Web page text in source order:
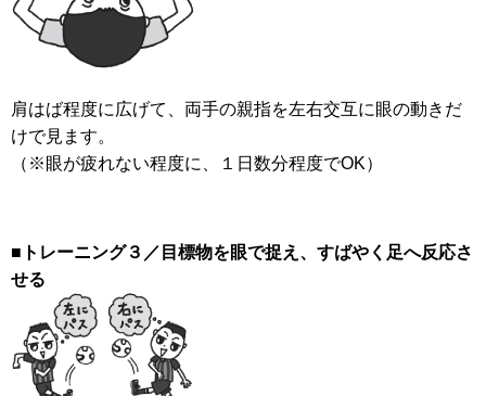
肩はば程度に広げて、両手の親指を左右交互に眼の動きだ
けで見ます。
（※眼が疲れない程度に、１日数分程度でOK）
■トレーニング３／目標物を眼で捉え、すばやく足へ反応さ
せる